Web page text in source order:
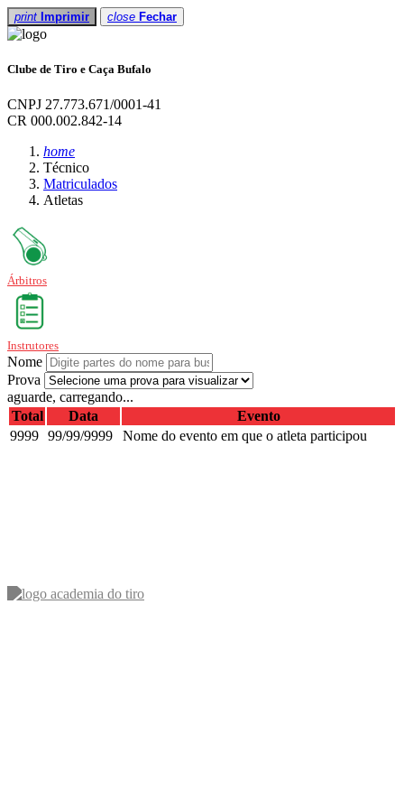
print Imprimir close Fechar
Clube de Tiro e Caça Bufalo
CNPJ 27.773.671/0001-41
CR 000.002.842-14
home
Técnico
Matriculados
Atletas
Árbitros
Instrutores
Nome
Prova
aguarde, carregando...
Total
Data
Evento
9999 99/99/9999 Nome do evento em que o atleta participou